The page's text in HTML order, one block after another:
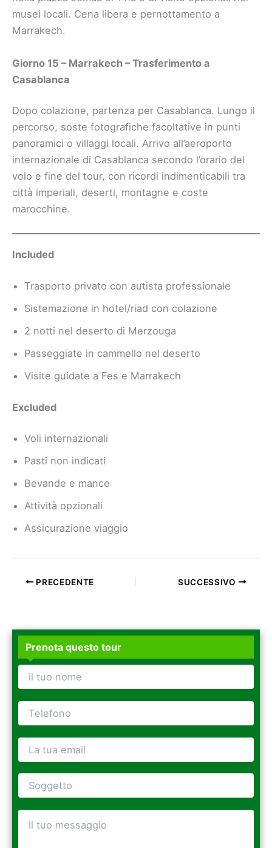
musei locali. Cena libera e pernottamento a
Marrakech.
Giorno 15 – Marrakech – Trasferimento a
Casablanca
Dopo colazione, partenza per Casablanca. Lungo il
percorso, soste fotografiche facoltative in punti
panoramici o villaggi locali. Arrivo all’aeroporto
internazionale di Casablanca secondo l’orario del
volo e fine del tour, con ricordi indimenticabili tra
città imperiali, deserti, montagne e coste
marocchine.
Included
Trasporto privato con autista professionale
Sistemazione in hotel/riad con colazione
2 notti nel deserto di Merzouga
Passeggiate in cammello nel deserto
Visite guidate a Fes e Marrakech
Excluded
Voli internazionali
Pasti non indicati
Bevande e mance
Attività opzionali
Assicurazione viaggio
PRECEDENTE SUCCESSIVO
Prenota questo tour